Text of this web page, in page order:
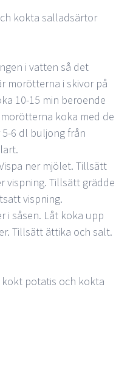
kokta salladsärtor
i vatten så det
morötterna i skivor på
10-15 min beroende
koka med de
5-6 dl buljong från
ner mjölet. Tillsätt
vispning. Tillsätt grädde
vispning.
i såsen. Låt koka upp
Tillsätt ättika och salt.
potatis och kokta